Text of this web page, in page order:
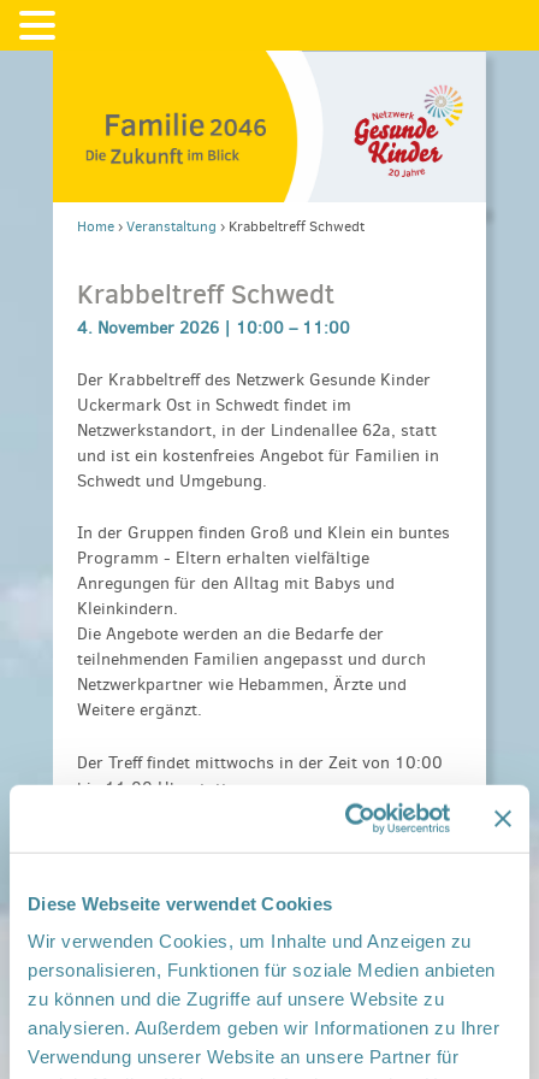
Diese Webseite verwendet Cookies
Wir verwenden Cookies, um Inhalte und Anzeigen zu
personalisieren, Funktionen für soziale Medien anbieten
zu können und die Zugriffe auf unsere Website zu
analysieren. Außerdem geben wir Informationen zu Ihrer
Verwendung unserer Website an unsere Partner für
Home›Veranstaltung › Krabbeltreff Schwedt
Krabbeltreff Schwedt
4. November 2026 | 10:00 – 11:00
Der Krabbeltreff des Netzwerk Gesunde Kinder
Uckermark Ost in Schwedt findet im
Netzwerkstandort, in der Lindenallee 62a, statt
und ist ein kostenfreies Angebot für Familien in
Schwedt und Umgebung.
In der Gruppen finden Groß und Klein ein buntes
Programm - Eltern erhalten vielfältige
Anregungen für den Alltag mit Babys und
Kleinkindern.
Die Angebote werden an die Bedarfe der
teilnehmenden Familien angepasst und durch
Netzwerkpartner wie Hebammen, Ärzte und
Weitere ergänzt.
Der Treff findet mittwochs in der Zeit von 10:00
bis 11:00 Uhr statt.
Für die Familien entstehen keinerlei
erforderlich.
Veranstaltungsort:
Netzwerk Gesunde Kinder Uckermark Ost
/Standort Schwedt Lindenallee 62a 16303
Schwedt/ Oder, , 16303 Schwedt/ Oder
› auf Google Maps anzeigen